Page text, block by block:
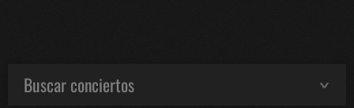
Buscar conciertos